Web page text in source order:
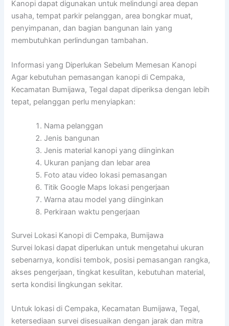
Kanopi dapat digunakan untuk melindungi area depan
usaha, tempat parkir pelanggan, area bongkar muat,
penyimpanan, dan bagian bangunan lain yang
membutuhkan perlindungan tambahan.
Informasi yang Diperlukan Sebelum Memesan Kanopi
Agar kebutuhan pemasangan kanopi di Cempaka,
Kecamatan Bumijawa, Tegal dapat diperiksa dengan lebih
tepat, pelanggan perlu menyiapkan:
Nama pelanggan
Jenis bangunan
Jenis material kanopi yang diinginkan
Ukuran panjang dan lebar area
Foto atau video lokasi pemasangan
Titik Google Maps lokasi pengerjaan
Warna atau model yang diinginkan
Perkiraan waktu pengerjaan
Survei Lokasi Kanopi di Cempaka, Bumijawa
Survei lokasi dapat diperlukan untuk mengetahui ukuran
sebenarnya, kondisi tembok, posisi pemasangan rangka,
akses pengerjaan, tingkat kesulitan, kebutuhan material,
serta kondisi lingkungan sekitar.
Untuk lokasi di Cempaka, Kecamatan Bumijawa, Tegal,
ketersediaan survei disesuaikan dengan jarak dan mitra